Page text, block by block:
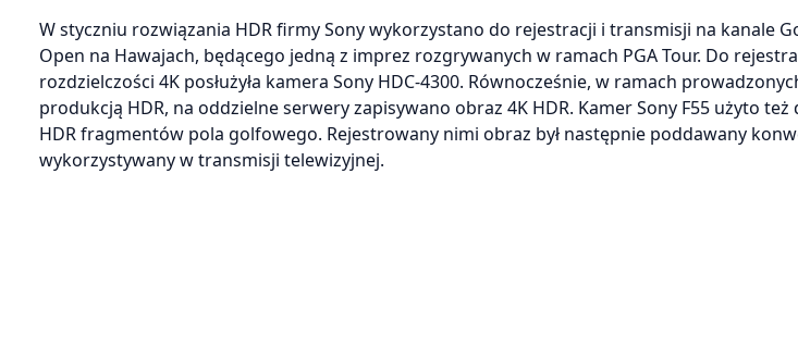
W styczniu rozwiązania HDR firmy Sony wykorzystano do rejestracji i transmisji na kanale
Open na Hawajach, będącego jedną z imprez rozgrywanych w ramach PGA Tour. Do
rozdzielczości 4K posłużyła kamera Sony HDC-4300. Równocześnie, w ramach
produkcją HDR, na oddzielne serwery zapisywano obraz 4K HDR. Kamer Sony F55 użyto
HDR fragmentów pola golfowego. Rejestrowany nimi obraz był następnie poddawany
wykorzystywany w transmisji telewizyjnej.